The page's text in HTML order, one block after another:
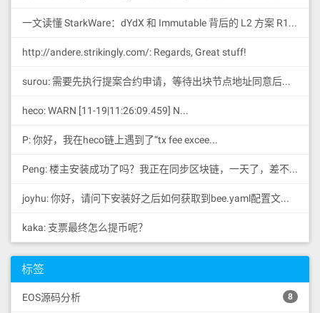
一文读懂 StarkWare：dYdX 和 Immutable 背后的 L2 方案 R11; BitKeep 博客: [...]Layer 2:Comparing Laye...
http://andere.strikingly.com/: Regards, Great stuff!
surou: 需要先执行提案合约申请，等待出块节点地址同意后，才会进...
heco: WARN [11-19|11:26:09.459] N...
P: 你好，我在heco链上遇到了“tx fee excee...
Peng: 楼主安装成功了吗？我正在同步区块链，一天了，差不多才同...
joyhu: 你好，请问下安装好之后如何获取到bee.yaml配置文...
kaka: 支票最终怎么提币呢？
标签
EOS源码分析 8